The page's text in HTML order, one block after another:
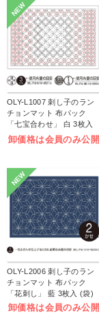
NEW
OLY-L1007 刺し子のラン
チョンマット 布パック
「七宝合わせ」 白 3枚入
(袋)
卸価格は会員のみ公開
NEW
OLY-L2006 刺し子のラン
チョンマット 布パック
「花刺し」 藍 3枚入 (袋)
卸価格は会員のみ公開